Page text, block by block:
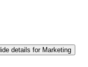
details for Marketing